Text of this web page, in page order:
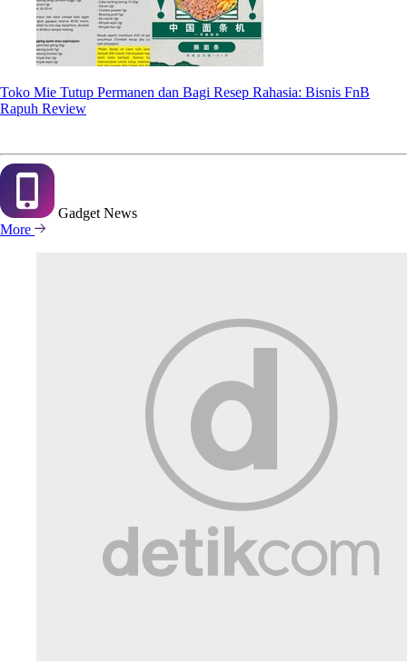
Toko Mie Tutup Permanen dan Bagi Resep Rahasia: Bisnis FnB
Rapuh Review
GadgetNews
More